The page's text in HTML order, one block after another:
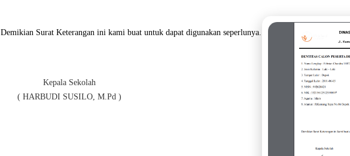
Demikian Surat Keterangan ini kami buat untuk dapat digunakan seperlunya.
Kepala Sekolah
( HARBUDI SUSILO, M.Pd )